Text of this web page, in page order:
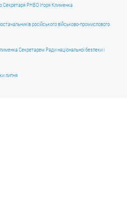
Секретаря РНБО Ігоря Клименка
російського військово-промислового
Секретарем Ради національної безпеки і
липня